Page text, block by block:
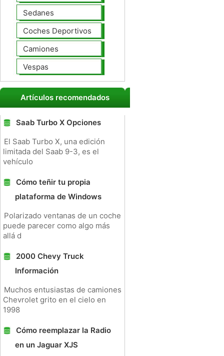
Sedanes
Coches Deportivos
Camiones
Vespas
Artículos recomendados
Saab Turbo X Opciones
El Saab Turbo X, una edición
limitada del Saab 9-3, es el
vehículo
Cómo teñir tu propia
plataforma de Windows
Polarizado ventanas de un coche
puede parecer como algo más
allá d
2000 Chevy Truck
Información
Muchos entusiastas de camiones
Chevrolet grito en el cielo en
1998
Cómo reemplazar la Radio
en un Jaguar XJS